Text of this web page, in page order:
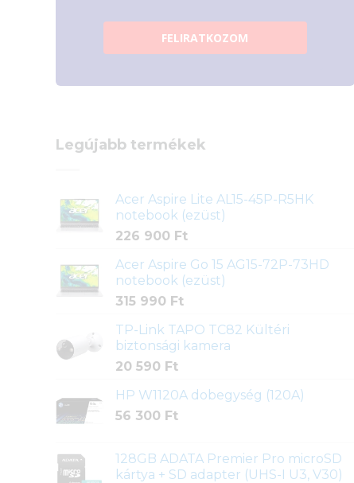
FELIRATKOZOM
Legújabb termékek
Acer Aspire Lite AL15-45P-R5HK
notebook (ezüst)
226 900 Ft
Acer Aspire Go 15 AG15-72P-73HD
notebook (ezüst)
315 990 Ft
TP-Link TAPO TC82 Kültéri
biztonsági kamera
20 590 Ft
HP W1120A dobegység (120A)
56 300 Ft
128GB ADATA Premier Pro microSD
kártya + SD adapter (UHS-I U3, V30)